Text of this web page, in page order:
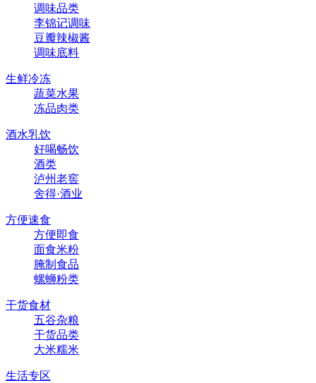
调味品类
李锦记调味
豆瓣辣椒酱
调味底料
生鲜冷冻
蔬菜水果
冻品肉类
酒水乳饮
好喝畅饮
酒类
泸州老窖
舍得·酒业
方便速食
方便即食
面食米粉
腌制食品
螺蛳粉类
干货食材
五谷杂粮
干货品类
大米糯米
生活专区